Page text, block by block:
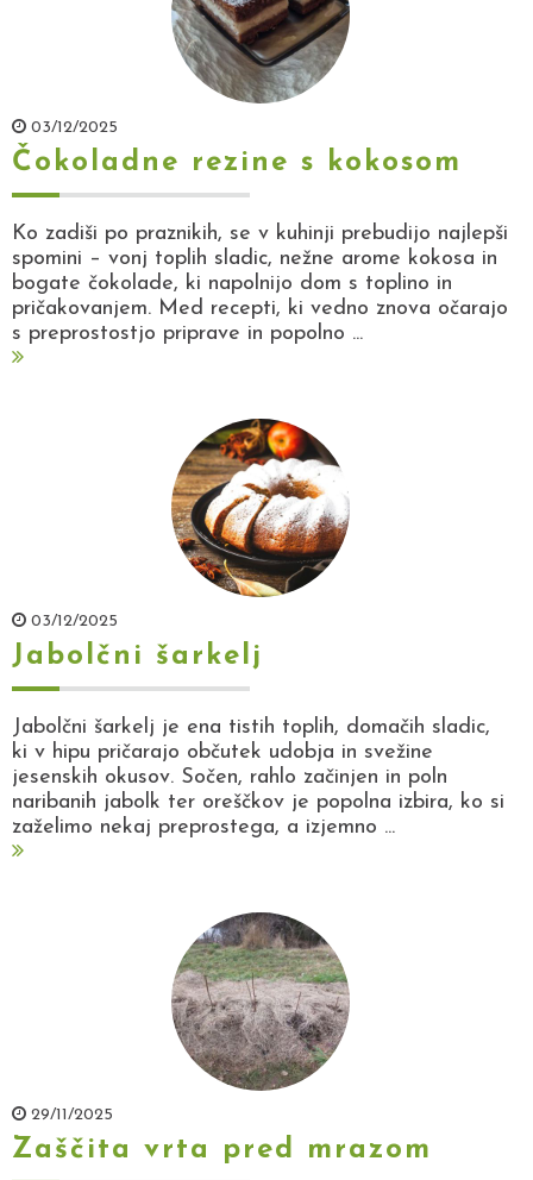
03/12/2025
Čokoladne rezine s kokosom
Ko zadiši po praznikih, se v kuhinji prebudijo najlepši
spomini – vonj toplih sladic, nežne arome kokosa in
bogate čokolade, ki napolnijo dom s toplino in
pričakovanjem. Med recepti, ki vedno znova očarajo
s preprostostjo priprave in popolno ...
03/12/2025
Jabolčni šarkelj
Jabolčni šarkelj je ena tistih toplih, domačih sladic,
ki v hipu pričarajo občutek udobja in svežine
jesenskih okusov. Sočen, rahlo začinjen in poln
naribanih jabolk ter oreščkov je popolna izbira, ko si
zaželimo nekaj preprostega, a izjemno ...
29/11/2025
Zaščita vrta pred mrazom